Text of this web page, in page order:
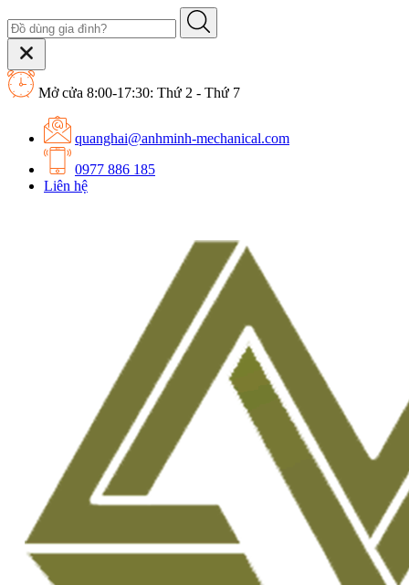
Mở cửa 8:00-17:30: Thứ 2 - Thứ 7
quanghai@anhminh-mechanical.com
0977 886 185
Liên hệ